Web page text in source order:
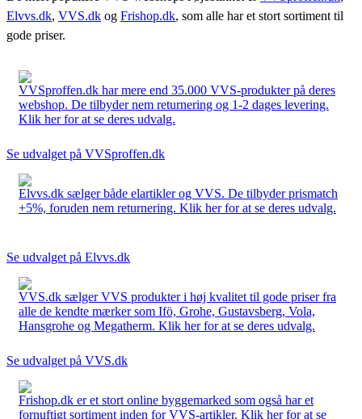
Elvvs.dk, VVS.dk og Frishop.dk, som alle har et stort sortiment til
gode priser.
VVSproffen.dk har mere end 35.000 VVS-produkter på deres
webshop. De tilbyder nem returnering og 1-2 dages levering.
Klik her for at se deres udvalg.
Se udvalget på VVSproffen.dk
Elvvs.dk sælger både elartikler og VVS. De tilbyder prismatch
+5%, foruden nem returnering. Klik her for at se deres udvalg.
Se udvalget på Elvvs.dk
VVS.dk sælger VVS produkter i høj kvalitet til gode priser fra
alle de kendte mærker som Ifö, Grohe, Gustavsberg, Vola,
Hansgrohe og Megatherm. Klik her for at se deres udvalg.
Se udvalget på VVS.dk
Frishop.dk er et stort online byggemarked som også har et
fornuftigt sortiment inden for VVS-artikler. Klik her for at se